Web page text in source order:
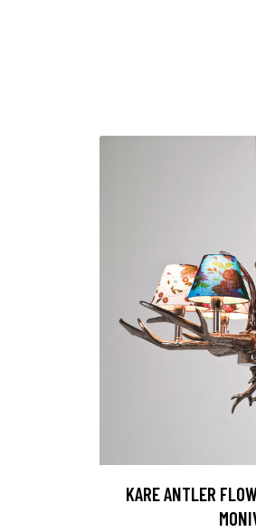
KARE ANTLER